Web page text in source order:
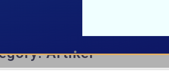
Artikel